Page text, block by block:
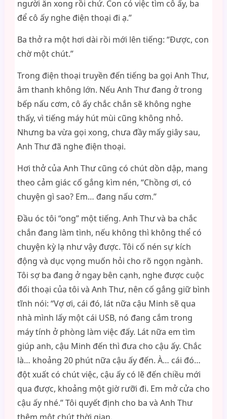
người ăn xong rồi chứ. Con có việc tìm cô ấy, ba
để cô ấy nghe điện thoại đi ạ.”
Ba thở ra một hơi dài rồi mới lên tiếng: “Được, con
chờ một chút.”
Trong điện thoại truyền đến tiếng ba gọi Anh Thư,
âm thanh không lớn. Nếu Anh Thư đang ở trong
bếp nấu cơm, cô ấy chắc chắn sẽ không nghe
thấy, vì tiếng máy hút mùi cũng không nhỏ.
Nhưng ba vừa gọi xong, chưa đầy mấy giây sau,
Anh Thư đã nghe điện thoại.
Hơi thở của Anh Thư cũng có chút dồn dập, mang
theo cảm giác cố gắng kìm nén, “Chồng ơi, có
chuyện gì sao? Em… đang nấu cơm.”
Đầu óc tôi “ong” một tiếng. Anh Thư và ba chắc
chắn đang làm tình, nếu không thì không thể có
chuyện kỳ lạ như vậy được. Tôi cố nén sự kích
động và dục vọng muốn hỏi cho rõ ngọn ngành.
Tôi sợ ba đang ở ngay bên cạnh, nghe được cuộc
đối thoại của tôi và Anh Thư, nên cố gắng giữ bình
tĩnh nói: “Vợ ơi, cái đó, lát nữa cậu Minh sẽ qua
nhà mình lấy một cái USB, nó đang cắm trong
máy tính ở phòng làm việc đấy. Lát nữa em tìm
giúp anh, cậu Minh đến thì đưa cho cậu ấy. Chắc
là… khoảng 20 phút nữa cậu ấy đến. À… cái đó…
đột xuất có chút việc, cậu ấy có lẽ đến chiều mới
qua được, khoảng một giờ rưỡi đi. Em mở cửa cho
cậu ấy nhé.” Tôi quyết định cho ba và Anh Thư